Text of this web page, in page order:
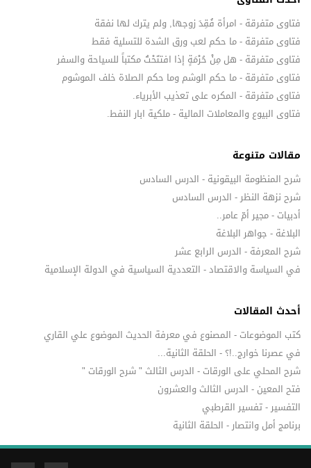
فتاوى متفرقة - امرأة فُقِدَ زوجها, ولم يترك لها نفقة
فتاوى متفرقة - ما حكم لعب ورق الشدة للتسلية فقط
فتاوى متفرقة - هل مِنْ حُرْمَةٍ إذا افتتَحْتُ مكتباً للسياحة والسفر
فتاوى متفرقة - ما حكم الوشم وما حكم الصلاة خلف الموشوم
فتاوى متفرقة - المكره على تعذيب الأبرياء.
فتاوى البيوع والمعاملات المالية - ملكية ابار النفط.
مقالات متنوعة
شرح المنظومة البيقونية - الدرس السادس
شرح نزهة النظر - الدرس السادس
أدبيات - مجير أمّ عامر..
البلاغة - جواهر البلاغة
شرح المعرفة - الدرس الرابع عشر
في السياسة والاقتصاد - التعددية السياسية في الدولة الإسلامية
أحدث المقالات
كتب الموضوعات - المصنوع في معرفة الحديث الموضوع علي القاري
في عصرنا خوارج..!؟ - الحلقة الثانية...
شرح المحلي على الورقات - الدرس الثالث " شرح الورقات "
فتح المعين - الدرس الثالث والعشرون
التفسير - تفسير القرطبي
برنامج أمل وانتصار - الحلقة الثانية